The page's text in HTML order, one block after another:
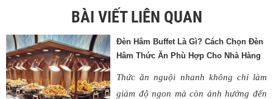
BÀI VIẾT LIÊN QUAN
Đèn Hâm Buffet Là Gì? Cách Chọn Đèn
Hâm Thức Ăn Phù Hợp Cho Nhà Hàng
Thức ăn nguội nhanh không chỉ làm
giảm độ ngon mà còn ảnh hưởng đến